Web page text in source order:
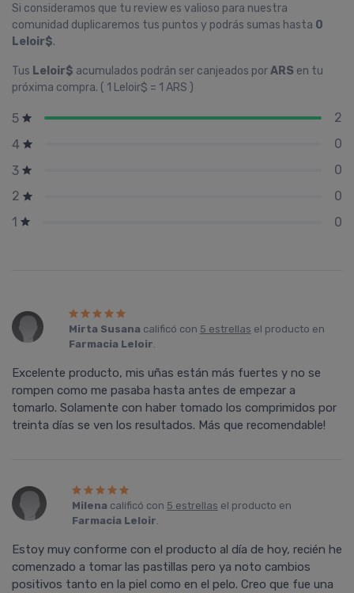
Si consideramos que tu review es valioso para nuestra
comunidad duplicaremos tus puntos y podrás sumas hasta 0
Leloir$.
Tus Leloir$ acumulados podrán ser canjeados porARS en tu
próxima compra. ( 1 Leloir$ = 1 ARS )
5
2
4
0
3
0
2
0
1
0
Mirta Susana calificó con 5 estrellas el producto en
Farmacia Leloir.
Excelente producto, mis uñas están más fuertes y no se
rompen como me pasaba hasta antes de empezar a
tomarlo. Solamente con haber tomado los comprimidos por
treinta días se ven los resultados. Más que recomendable!
Milena calificó con 5 estrellas el producto en
Farmacia Leloir.
Estoy muy conforme con el producto al dí­a de hoy, recién he
comenzado a tomar las pastillas pero ya noto cambios
positivos tanto en la piel como en el pelo. Creo que fue una